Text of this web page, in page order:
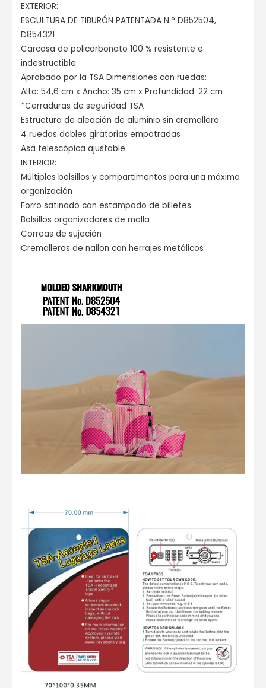
EXTERIOR:
ESCULTURA DE TIBURÓN PATENTADA N.° D852504,
D854321
Carcasa de policarbonato 100 % resistente e
indestructible
Aprobado por la TSA Dimensiones con ruedas:
Alto: 54,6 cm x Ancho: 35 cm x Profundidad: 22 cm
*Cerraduras de seguridad TSA
Estructura de aleación de aluminio sin cremallera
4 ruedas dobles giratorias empotradas
Asa telescópica ajustable
INTERIOR:
Múltiples bolsillos y compartimentos para una máxima
organización
Forro satinado con estampado de billetes
Bolsillos organizadores de malla
Correas de sujeción
Cremalleras de nailon con herrajes metálicos